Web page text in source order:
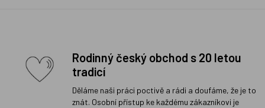
Rodinný český obchod s 20 letou
tradicí
Děláme naši práci poctivě a rádi a doufáme, že je to
znát. Osobní přístup ke každému zákazníkovi je